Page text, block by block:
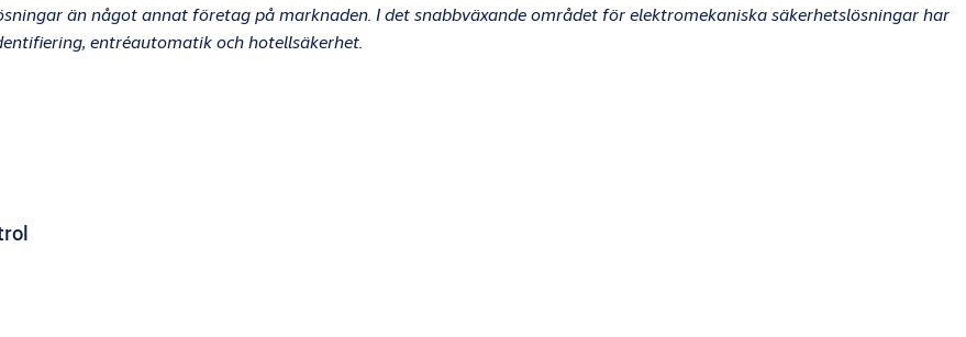
än något annat företag på marknaden. I det snabbväxande området för elektromekaniska säkerhetslösningar har
entréautomatik och hotellsäkerhet.